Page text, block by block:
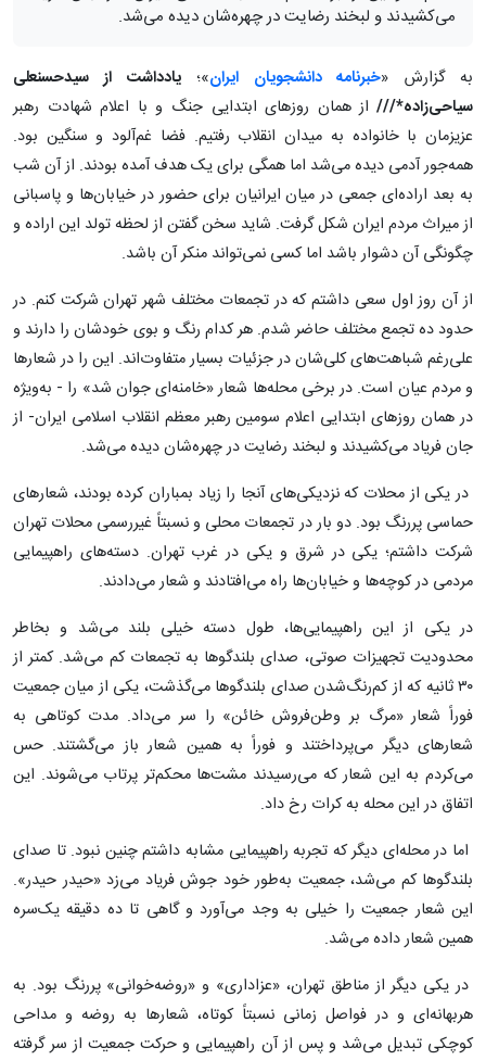
می‌کشیدند و لبخند رضایت در چهره‌شان دیده می‌شد.
به گزارش «خبرنامه دانشجویان ایران»؛یادداشت از سیدحسنعلی
سیاحی‌زاده*/// از همان روزهای ابتدایی جنگ و با اعلام شهادت رهبر
عزیزمان با خانواده به میدان انقلاب رفتیم. فضا غم‌آلود و سنگین بود.
همه‌جور آدمی دیده می‌شد اما همگی برای یک هدف آمده بودند. از آن شب
به بعد اراده‌ای جمعی در میان ایرانیان برای حضور در خیابان‌ها و پاسبانی
از میراث مردم ایران شکل گرفت. شاید سخن گفتن از لحظه تولد این اراده و
چگونگی آن دشوار باشد اما کسی نمی‌تواند منکر آن باشد.
از آن روز اول سعی داشتم که در تجمعات مختلف شهر تهران شرکت کنم. در
حدود ده تجمع مختلف حاضر شدم. هر کدام رنگ و بوی خودشان را دارند و
علی‌رغم شباهت‌های کلی‌شان در جزئیات بسیار متفاوت‌اند. این را در شعارها
و مردم عیان است. در برخی محله‌ها شعار «خامنه‌ای جوان شد» را - به‌ویژه
در همان روزهای ابتدایی اعلام سومین رهبر معظم انقلاب اسلامی ایران- از
جان فریاد می‌کشیدند و لبخند رضایت در چهره‌شان دیده می‌شد.
در یکی از محلات که نزدیکی‌های آنجا را زیاد بمباران کرده بودند، شعارهای
حماسی پررنگ بود. دو بار در تجمعات محلی و نسبتاً غیررسمی محلات تهران
شرکت داشتم؛ یکی در شرق و یکی در غرب تهران. دسته‌های راهپیمایی
مردمی در کوچه‌ها و خیابان‌ها راه می‌افتادند و شعار می‌دادند.
در یکی از این راهپیمایی‌ها، طول دسته خیلی بلند می‌شد و بخاطر
محدودیت تجهیزات صوتی، صدای بلندگوها به تجمعات کم می‌شد. کمتر از
۳۰ ثانیه که از کم‌رنگ‌شدن صدای بلندگوها می‌گذشت، یکی از میان جمعیت
فوراً شعار «مرگ بر وطن‌فروش خائن» را سر می‌داد. مدت کوتاهی به
شعارهای دیگر می‌پرداختند و فوراً به همین شعار باز می‌گشتند. حس
می‌کردم به این شعار که می‌رسیدند مشت‌ها محکم‌تر پرتاب می‌شوند. این
اتفاق در این محله به کرات رخ داد.
اما در محله‌ای دیگر که تجربه راهپیمایی مشابه داشتم چنین نبود. تا صدای
بلندگوها کم می‌شد، جمعیت به‌طور خود جوش فریاد می‌زد «حیدر حیدر».
این شعار جمعیت را خیلی به وجد می‌آورد و گاهی تا ده دقیقه یک‌سره
همین شعار داده می‌شد.
در یکی دیگر از مناطق تهران، «عزاداری» و «روضه‌خوانی» پررنگ بود. به
هربهانه‌ای و در فواصل زمانی نسبتاً کوتاه، شعارها به روضه و مداحی
کوچکی تبدیل می‌شد و پس از آن راهپیمایی و حرکت جمعیت از سر گرفته